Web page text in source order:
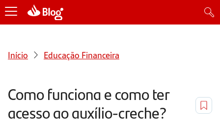
Início Educação Financeira
Como funciona e como ter
acesso ao auxílio-creche?